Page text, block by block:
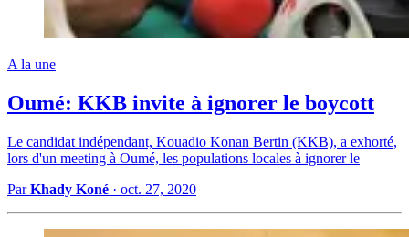
A la une
Oumé: KKB invite à ignorer le boycott
Le candidat indépendant, Kouadio Konan Bertin (KKB), a exhorté,
lors d'un meeting à Oumé, les populations locales à ignorer le
ParKhady Koné · oct. 27, 2020